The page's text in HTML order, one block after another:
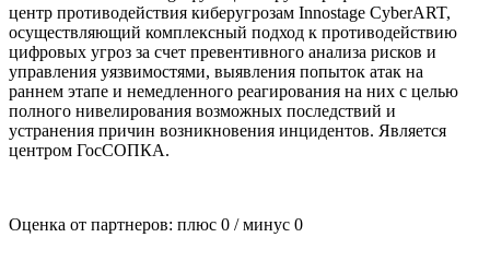
центр противодействия киберугрозам Innostage СyberART,
осуществляющий комплексный подход к противодействию
цифровых угроз за счет превентивного анализа рисков и
управления уязвимостями, выявления попыток атак на
раннем этапе и немедленного реагирования на них с целью
полного нивелирования возможных последствий и
устранения причин возникновения инцидентов. Является
центром ГосСОПКА.
Оценка от партнеров: плюс 0 / минус 0